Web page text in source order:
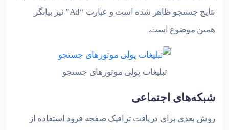
نتایج جستجو ظاهر شده است و عبارت “Ad” نیز بیانگر
همین موضوع است.
تبلیغات پولی موتورهای جستجو
شبکه‌های اجتماعی
روش بعدی برای دریافت ترافیک صفحه فرود استفاده از